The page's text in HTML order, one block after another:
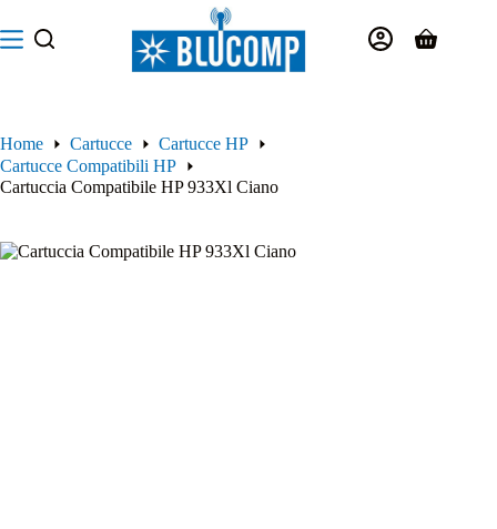
al
contenuto
Carrello
Home Cartucce
Cartucce HP
Cartucce Compatibili HP
Cartuccia Compatibile HP 933Xl Ciano